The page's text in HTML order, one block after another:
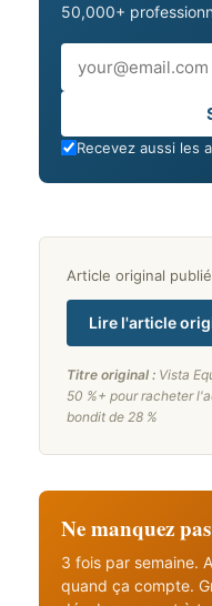
50,000+
Recevez aussi les
Article original
Lire l'article
Titre original : Vista
50 %+ pour racheter
bondit de 28 %
Ne manquez
3 fois par semaine.
quand ça compte.